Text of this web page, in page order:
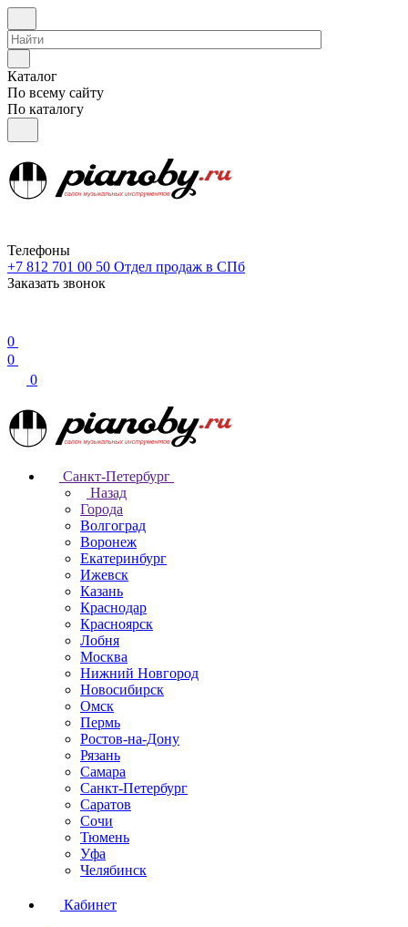
Каталог
По всему сайту
По каталогу
Телефоны
+7 812 701 00 50 Отдел продаж в СПб
Заказать звонок
0
0
0
Санкт-Петербург
Назад
Города
Волгоград
Воронеж
Екатеринбург
Ижевск
Казань
Краснодар
Красноярск
Лобня
Москва
Нижний Новгород
Новосибирск
Омск
Пермь
Ростов-на-Дону
Рязань
Самара
Санкт-Петербург
Саратов
Сочи
Тюмень
Уфа
Челябинск
Кабинет